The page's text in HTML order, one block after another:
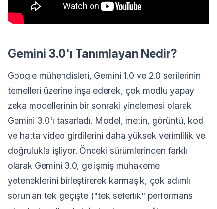
Gemini 3.0'ı Tanımlayan Nedir?
Google mühendisleri, Gemini 1.0 ve 2.0 serilerinin
temelleri üzerine inşa ederek, çok modlu yapay
zeka modellerinin bir sonraki yinelemesi olarak
Gemini 3.0'ı tasarladı. Model, metin, görüntü, kod
ve hatta video girdilerini daha yüksek verimlilik ve
doğrulukla işliyor. Önceki sürümlerinden farklı
olarak Gemini 3.0, gelişmiş muhakeme
yeteneklerini birleştirerek karmaşık, çok adımlı
sorunları tek geçişte ("tek seferlik" performans